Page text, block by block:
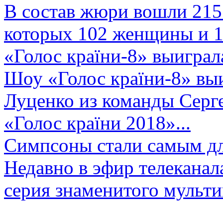
В состав жюри вошли 215
которых 102 женщины и
«Голос країни-8»
Шоу «Голос країни-8»
Луценко из команды
«Голос країни 2018»...
Симпсоны стали самым
Недавно в эфир
серия знаменитого